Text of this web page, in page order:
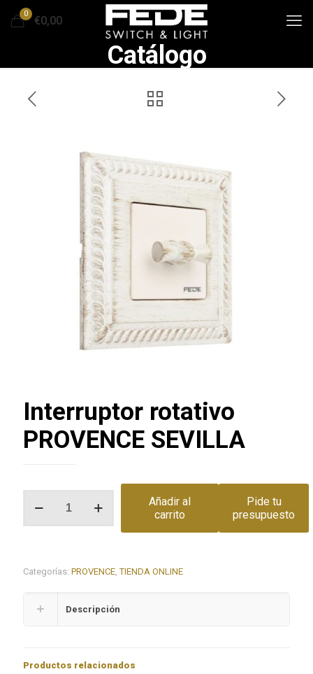
0
€0,00
Catálogo
Interruptor rotativo
PROVENCE SEVILLA
rotativo
Añadir al
carrito
Pide tu
presupuesto
Categorías: PROVENCE,TIENDA ONLINE
Descripción
Productos relacionados